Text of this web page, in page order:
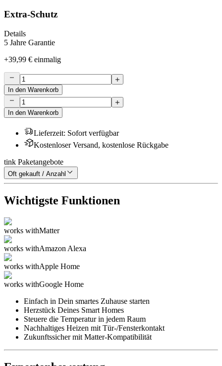
Extra-Schutz
Details
5 Jahre Garantie
+39,99 € einmalig
In den Warenkorb
In den Warenkorb
Lieferzeit: Sofort verfügbar
Kostenloser Versand, kostenlose Rückgabe
tink Paketangebote
Oft gekauft / Anzahl
Wichtigste Funktionen
works withMatter
works withAmazon Alexa
works withApple Home
works withGoogle Home
Einfach in Dein smartes Zuhause starten
Herzstück Deines Smart Homes
Steuere die Temperatur in jedem Raum
Nachhaltiges Heizen mit Tür-/Fensterkontakt
Zukunftssicher mit Matter-Kompatibilität